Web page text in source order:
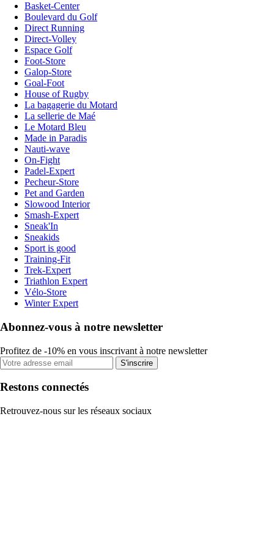
Basket-Center
Boulevard du Golf
Direct Running
Direct-Volley
Espace Golf
Foot-Store
Galop-Store
Goal-Foot
House of Rugby
La bagagerie du Motard
La sellerie de Maé
Le Motard Bleu
Made in Paradis
Nauti-wave
On-Fight
Padel-Expert
Pecheur-Store
Pet and Garden
Slowood Interior
Smash-Expert
Sneak'In
Sneakids
Sport is good
Training-Fit
Trek-Expert
Triathlon Expert
Vélo-Store
Winter Expert
Abonnez-vous à notre newsletter
Profitez de -10% en vous inscrivant à notre newsletter
S'inscrire
Restons connectés
Retrouvez-nous sur les réseaux sociaux